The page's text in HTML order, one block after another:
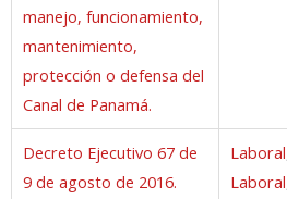
manejo, funcionamiento,
mantenimiento,
protección o defensa del
Canal de Panamá.
Decreto Ejecutivo 67 de
9 de agosto de 2016.
Laboral
Laboral